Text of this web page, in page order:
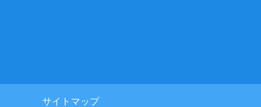
サイトマップ